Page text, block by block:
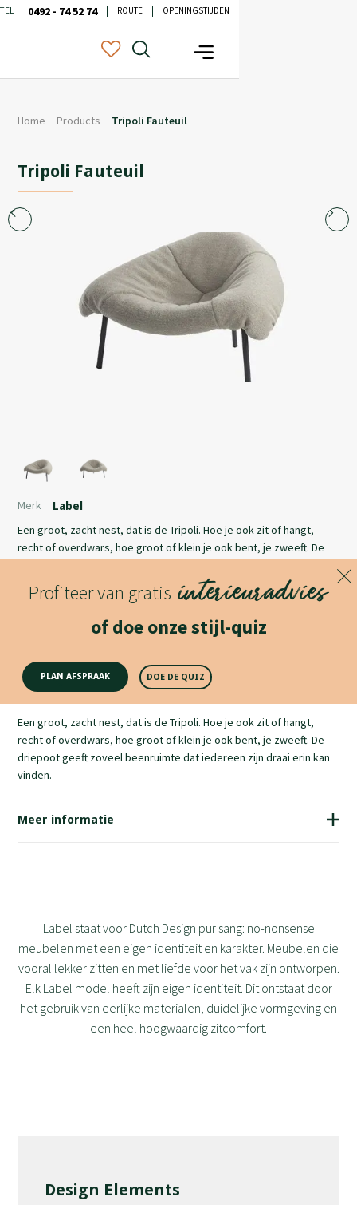
TEL 0492 - 74 52 74 ROUTE OPENINGSTIJDEN
Home Products Tripoli Fauteuil
Tripoli Fauteuil
Een groot, zacht nest, dat is de Tripoli. Hoe je ook zit of hangt,
recht of overdwars, hoe groot of klein je ook bent, je zweeft. De
Lees meer
Merk Label
Profiteer van gratis interieuradvies
of doe onze stijl-quiz
PLAN AFSPRAAK DOE DE QUIZ
Productomschrijving
Een groot, zacht nest, dat is de Tripoli. Hoe je ook zit of hangt,
recht of overdwars, hoe groot of klein je ook bent, je zweeft. De
driepoot geeft zoveel beenruimte dat iedereen zijn draai erin kan
vinden.
Meer informatie
Label staat voor Dutch Design pur sang: no-nonsense
meubelen met een eigen identiteit en karakter. Meubelen die
vooral lekker zitten en met liefde voor het vak zijn ontworpen.
Elk Label model heeft zijn eigen identiteit. Dit ontstaat door
het gebruik van eerlijke materialen, duidelijke vormgeving en
een heel hoogwaardig zitcomfort.
Design Elements